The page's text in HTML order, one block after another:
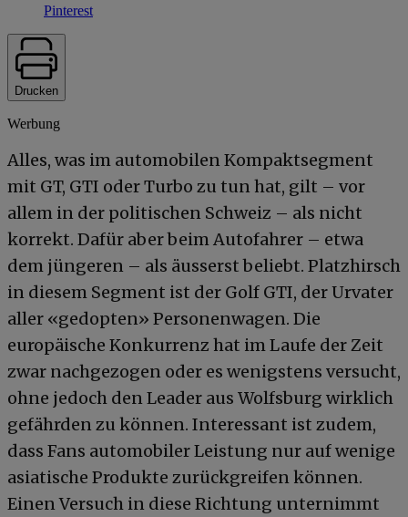
Pinterest
Drucken
Werbung
Alles, was im automobilen Kompaktsegment
mit GT, GTI oder Turbo zu tun hat, gilt – vor
allem in der politischen Schweiz – als nicht
korrekt. Dafür aber beim Autofahrer – etwa
dem jüngeren – als äusserst beliebt. Platzhirsch
in diesem Segment ist der Golf GTI, der Urvater
aller «gedopten» Personenwagen. Die
europäische Konkurrenz hat im Laufe der Zeit
zwar nachgezogen oder es wenigstens versucht,
ohne jedoch den Leader aus Wolfsburg wirklich
gefährden zu können. Interessant ist zudem,
dass Fans automobiler Leistung nur auf wenige
asiatische Produkte zurückgreifen können.
Einen Versuch in diese Richtung unternimmt